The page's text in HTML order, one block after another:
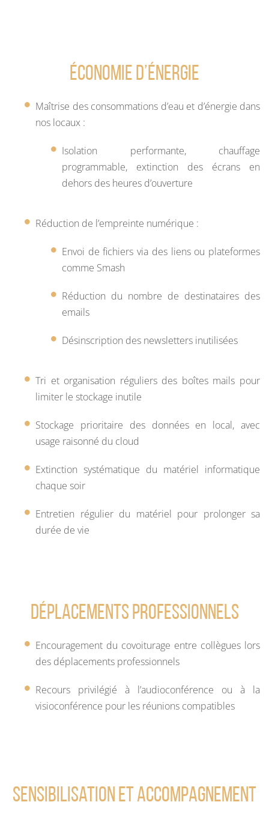
Économie d’énergie
Maîtrise des consommations d’eau et d’énergie dans
nos locaux :
Isolation performante, chauffage
programmable, extinction des écrans en
dehors des heures d’ouverture
Réduction de l’empreinte numérique :
Envoi de fichiers via des liens ou plateformes
comme Smash
Réduction du nombre de destinataires des
emails
Désinscription des newsletters inutilisées
Tri et organisation réguliers des boîtes mails pour
limiter le stockage inutile
Stockage prioritaire des données en local, avec
usage raisonné du cloud
Extinction systématique du matériel informatique
chaque soir
Entretien régulier du matériel pour prolonger sa
durée de vie
Déplacements professionnels
Encouragement du covoiturage entre collègues lors
des déplacements professionnels
Recours privilégié à l’audioconférence ou à la
visioconférence pour les réunions compatibles
Sensibilisation et accompagnement